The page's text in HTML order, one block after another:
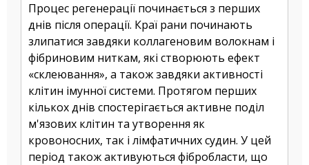
Процес регенерації починається з перших
днів після операції. Краї рани починають
злипатися завдяки коллагеновим волокнам і
фібриновим ниткам, які створюють ефект
«склеювання», а також завдяки активності
клітин імунної системи. Протягом перших
кількох днів спостерігається активне поділ
м'язових клітин та утворення як
кровоносних, так і лімфатичних судин. У цей
період також активуються фібробласти, що